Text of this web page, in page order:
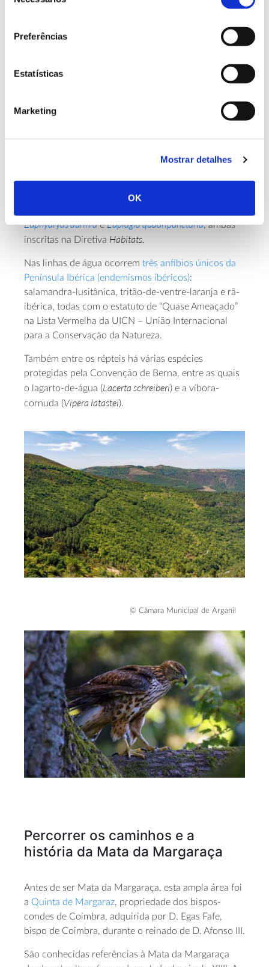
Preferências
Estatísticas
Marketing
Mostrar detalhes
OK
e o dom-fafe são algumas das que
Quanto aos mamíferos, é possível avistar desde o
rato-do-campo à raposa, geneta e fuinha. Não faltam
referência o
dos Vertebrados de Portugal.
Nos invertebrados, identificaram-se também várias
espécies de protegidas internacionalmente, como a
Lucanus cervus), que integra a Diretiva
Euphydryas auriniaeEuplagia quadripunctaria, ambas
inscritas na Diretiva Habitats.
Nas linhas de água ocorrem três anfíbios únicos da
Península Ibérica (endemismos ibéricos):
salamandra-lusitânica, tritão-de-ventre-laranja e rã-
ibérica, todas com o estatuto de “Quase Ameaçado”
na Lista Vermelha da UICN – União Internacional
para a Conservação da Natureza.
Também entre os répteis há várias espécies
protegidas pela Convenção de Berna, entre as quais
o lagarto-de-água (Lacerta schreiberi) e a víbora-
cornuda (Vipera latastei).
© Câmara Municipal de Arganil
Percorrer os caminhos e a
história da Mata da Margaraça
Antes de ser Mata da Margaraça, esta ampla área foi
a Quinta de Margaraz, propriedade dos bispos-
condes de Coimbra, adquirida por D. Egas Fafe,
bispo de Coimbra, durante o reinado de D. Afonso III.
São conhecidas referências à Mata da Margaraça